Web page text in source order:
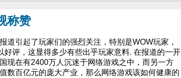
称赞
道引起了玩家们的强烈关注，特别是WOW玩家，
好评，这显得多少有些出乎玩家意料. 在报道的一开
现在有2400万人沉迷于网络游戏之中，而另一方
数百亿元的庞大产业，那么网络游戏该如何健康的